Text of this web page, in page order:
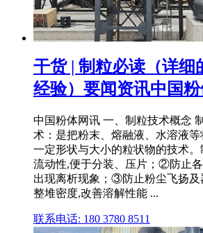
干货 | 制粒必读（详细
经验）要闻资讯中国粉
中国粉体网讯 一、制粒技术概念
术：是把粉末、熔融液、水溶液
一定形状与大小的粒状物的技术
流动性,便于分装、压片；②防止
出现离析现象；③防止粉尘飞扬
整堆密度,改善溶解性能 ...
联系电话: 180 3780 8511